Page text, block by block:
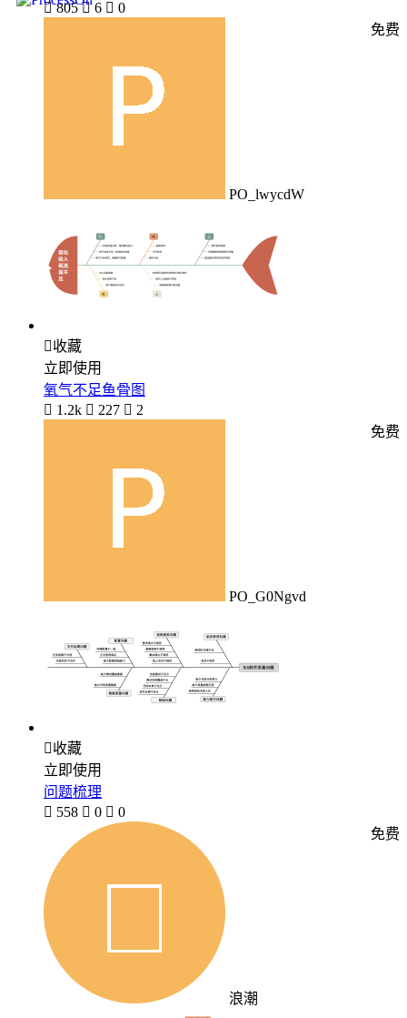
 805  6  0
PO_lwycdW
免费
收藏
立即使用
氧气不足鱼骨图
 1.2k  227  2
PO_G0Ngvd
免费
收藏
立即使用
问题梳理
 558  0  0
浪潮
免费